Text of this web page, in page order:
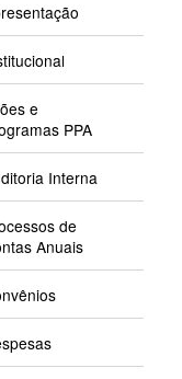
e
PPA
Interna
de
Anuais